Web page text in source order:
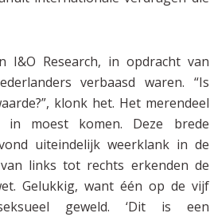
I&O Research, in opdracht van
verbaasd waren. “Is
klonk het. Het merendeel
moest komen. Deze brede
uiteindelijk weerklank in de
van links tot rechts erkenden de
Gelukkig, want één op de vijf
geweld. ‘Dit is een